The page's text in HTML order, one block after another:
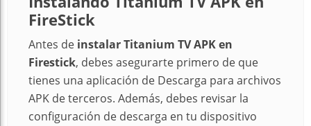
FireStick
Antes de instalar Titanium TV APK en
Firestick, debes asegurarte primero de que
tienes una aplicación de Descarga para archivos
APK de terceros. Además, debes revisar la
configuración de descarga en tu dispositivo